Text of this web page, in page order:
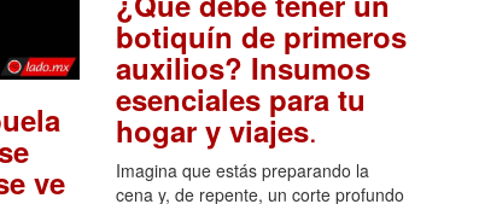
ve
botiquín de primeros
auxilios? Insumos
esenciales para tu
hogar y viajes.
Imagina que estás preparando la
cena y, de repente, un corte profundo